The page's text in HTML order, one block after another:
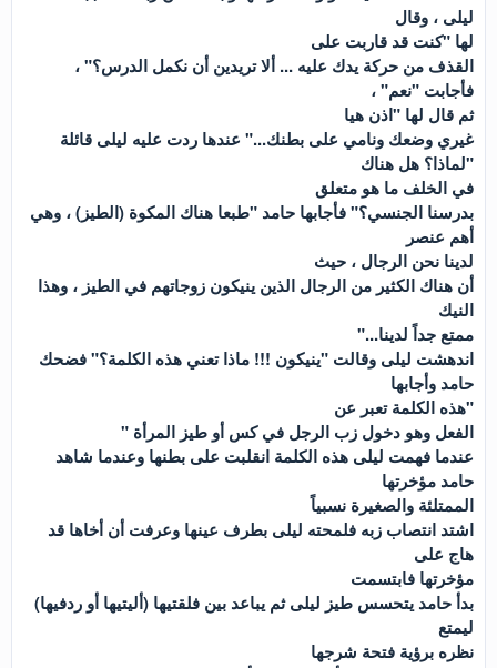
ليلى ، وقال
لها "كنت قد قاربت على
القذف من حركة يدك عليه ... ألا تريدين أن نكمل الدرس؟" ،
فأجابت "نعم" ،
ثم قال لها "اذن هيا
غيري وضعك ونامي على بطنك..." عندها ردت عليه ليلى قائلة
"لماذا؟ هل هناك
في الخلف ما هو متعلق
بدرسنا الجنسي؟" فأجابها حامد "طبعا هناك المكوة (الطيز) ، وهي
أهم عنصر
لدينا نحن الرجال ، حيث
أن هناك الكثير من الرجال الذين ينيكون زوجاتهم في الطيز ، وهذا
النيك
ممتع جداً لدينا..."
اندهشت ليلى وقالت "ينيكون !!! ماذا تعني هذه الكلمة؟" فضحك
حامد وأجابها
"هذه الكلمة تعبر عن
الفعل وهو دخول زب الرجل في كس أو طيز المرأة "
عندما فهمت ليلى هذه الكلمة انقلبت على بطنها وعندما شاهد
حامد مؤخرتها
الممتلئة والصغيرة نسبياً
اشتد انتصاب زبه فلمحته ليلى بطرف عينها وعرفت أن أخاها قد
هاج على
مؤخرتها فابتسمت
بدأ حامد يتحسس طيز ليلى ثم يباعد بين فلقتيها (أليتيها أو ردفيها)
ليمتع
نظره برؤية فتحة شرجها